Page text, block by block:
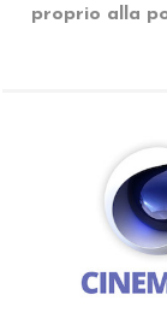
proprio alla